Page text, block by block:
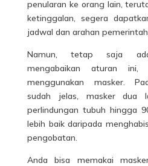
penularan ke orang lain,
ketinggalan, segera
jadwal dan arahan
Namun, tetap saja
mengabaikan aturan
menggunakan masker.
sudah jelas, masker dua
perlindungan tubuh hingga
lebih baik daripada
pengobatan.
Anda bisa memakai